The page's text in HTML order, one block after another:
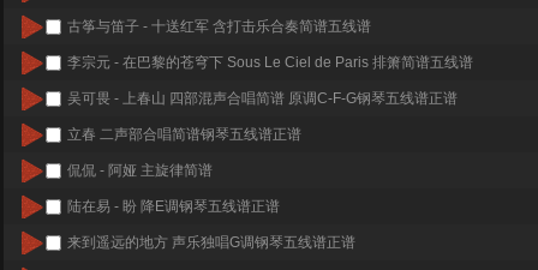
古筝与笛子 - 十送红军 含打击乐合奏简谱五线谱
李宗元 - 在巴黎的苍穹下 Sous Le Ciel de Paris 排箫简谱五线谱
吴可畏 - 上春山 四部混声合唱简谱 原调C-F-G钢琴五线谱正谱
立春 二声部合唱简谱钢琴五线谱正谱
侃侃 - 阿娅 主旋律简谱
陆在易 - 盼 降E调钢琴五线谱正谱
来到遥远的地方 声乐独唱G调钢琴五线谱正谱